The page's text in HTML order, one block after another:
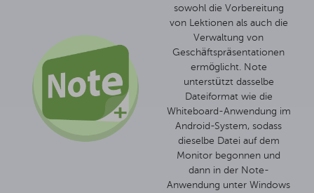
sowohl die Vorbereitung
von Lektionen als auch die
Verwaltung von
Geschäftspräsentationen
ermöglicht. Note
unterstützt dasselbe
Dateiformat wie die
Whiteboard-Anwendung im
Android-System, sodass
dieselbe Datei auf dem
Monitor begonnen und
dann in der Note-
Anwendung unter Windows